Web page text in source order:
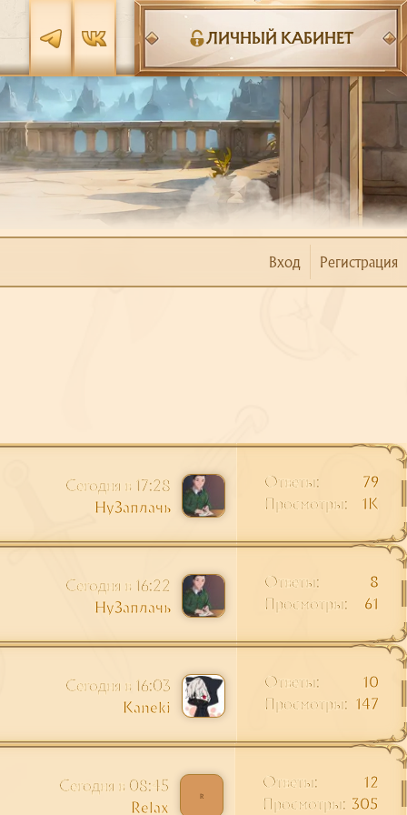
ЛИЧНЫЙ КАБИНЕТ
Вход Регистрация
Сегодня в 17:28
НуЗаплачь
Ответы
79
Просмотры
1K
Сегодня в 16:22
НуЗаплачь
Ответы
8
Просмотры
61
Сегодня в 16:03
Kaneki
Ответы
10
Просмотры
147
Сегодня в 08:45
Relax
R
Ответы
12
Просмотры 305